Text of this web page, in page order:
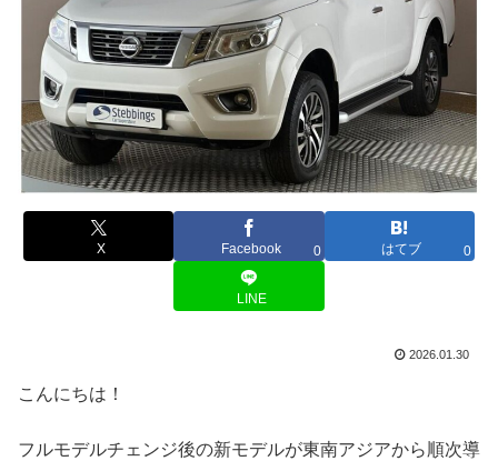
X Facebook 0 はてブ 0
LINE
2026.01.30
こんにちは！
フルモデルチェンジ後の新モデルが東南アジアから順次導